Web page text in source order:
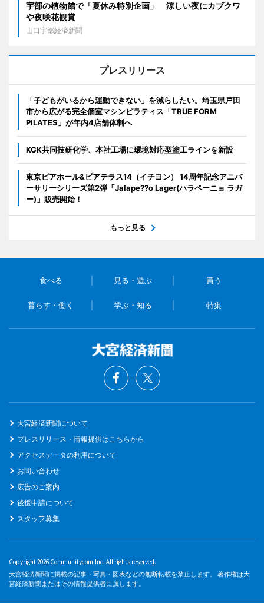
宇部の植物館で「夏休み特別企画」 涼しい夜にカブクワ
や夜咲花観賞
山口宇部経済新聞
プレスリリース
「子どもがいるから運動できない」を減らしたい。埼玉県戸田
市から広がる完全個室マシンピラティス「TRUE FORM
PILATES」が年内4店舗体制へ
KGK共同技研化学、本社工場に環境対応型塗工ラインを新設
東京ビアホール&ビアテラス14（イチヨン） 14周年記念アニバ
ーサリーシリーズ第2弾「Jalape??o Lager(ハラペーニョ ラガ
ー)」販売開始！
もっと見る
食べる 見る・遊ぶ 買う
暮らす・働く 学ぶ・知る 特集
大宮経済新聞について
プレスリリース・情報提供はこちらから
アクセスデータの利用について
お問い合わせ
広告のご案内
後援申請について
スタッフ募集
Copyright 2026 Communitycom,Inc. All rights reserved.
大宮経済新聞に掲載の記事・写真・図表などの無断転載を禁止します。 著作権は大
宮経済新聞またはその情報提供者に属します。